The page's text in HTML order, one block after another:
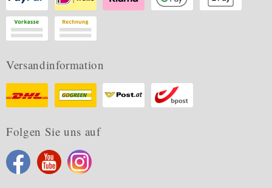
Versandinformation
Folgen Sie uns auf